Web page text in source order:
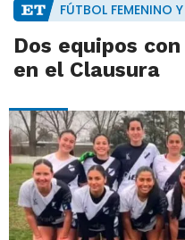
FÚTBOL FEMENINO
Dos equipos
en el Clausura